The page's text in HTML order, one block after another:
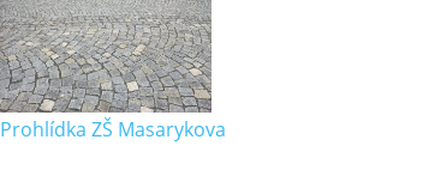
Prohlídka ZŠ Masarykova